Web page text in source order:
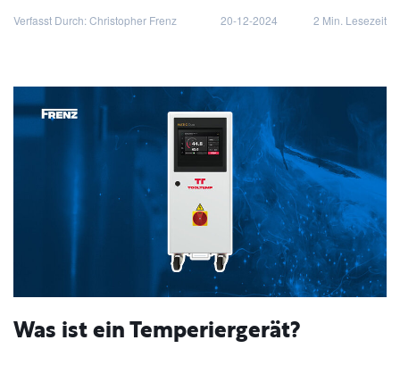
Verfasst Durch: Christopher Frenz 20-12-2024 2 Min. Lesezeit
Was ist ein Temperiergerät?